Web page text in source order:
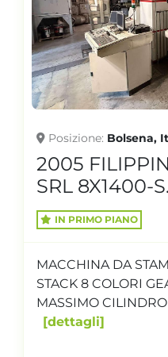
Posizione
2021 LEMO
INTERMAT
GUANTI
LAVORABILE
dettagli